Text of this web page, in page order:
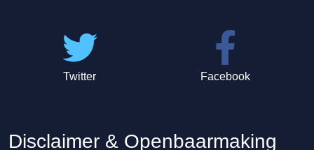
Twitter Facebook
Disclaimer & Openbaarmaking